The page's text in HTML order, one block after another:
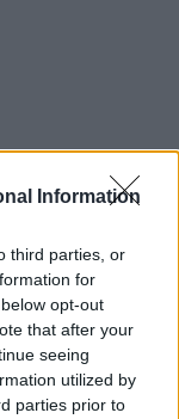
Information
third parties, or
for
opt-out
that after your
seeing
utilized by
parties prior to